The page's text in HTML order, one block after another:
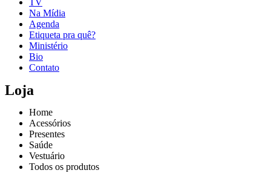
TV
Na Mídia
Agenda
Etiqueta pra quê?
Ministério
Bio
Contato
Loja
Home
Acessórios
Presentes
Saúde
Vestuário
Todos os produtos